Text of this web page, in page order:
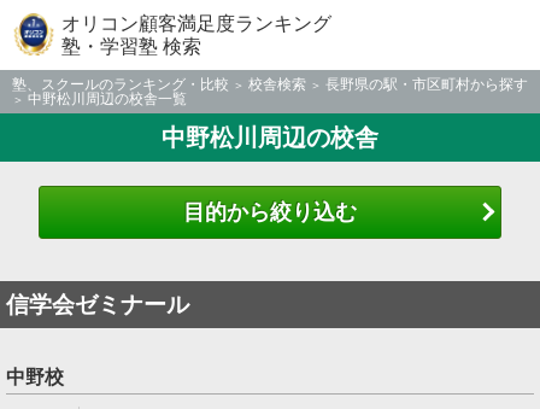
オリコン顧客満足度ランキング
塾・学習塾 検索
塾、スクールのランキング・比較 校舎検索
長野県の駅・市区町村から探す
中野松川周辺の校舎一覧
中野松川周辺の校舎
目的から絞り込む
信学会ゼミナール
中野校